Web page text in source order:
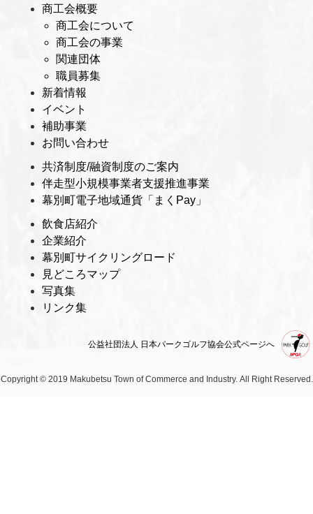
商工会概要
商工会について
商工会の事業
関連団体
職員募集
新着情報
イベント
補助事業
お問い合わせ
共済制度/融資制度のご案内
伴走型小規模事業者支援推進事業
幕別町電子地域通貨「まくPay」
飲食店紹介
企業紹介
幕別町サイクリングロード
見どころマップ
写真集
リンク集
公益社団法人 日本パークゴルフ協会公式ページへ
Copyright © 2019 Makubetsu Town of Commerce and Industry. All Right Reserved.